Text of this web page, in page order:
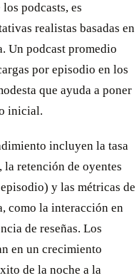
podcasts, es
realistas basadas en
Un podcast promedio
por episodio en los
que ayuda a poner
inicial.
incluyen la tasa
la retención de oyentes
y las métricas de
como la interacción en
de reseñas. Los
en un crecimiento
de la noche a la